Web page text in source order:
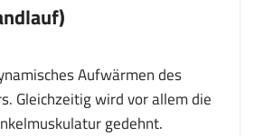
Aufwärmen des
Gleichzeitig wird vor allem die
gedehnt.